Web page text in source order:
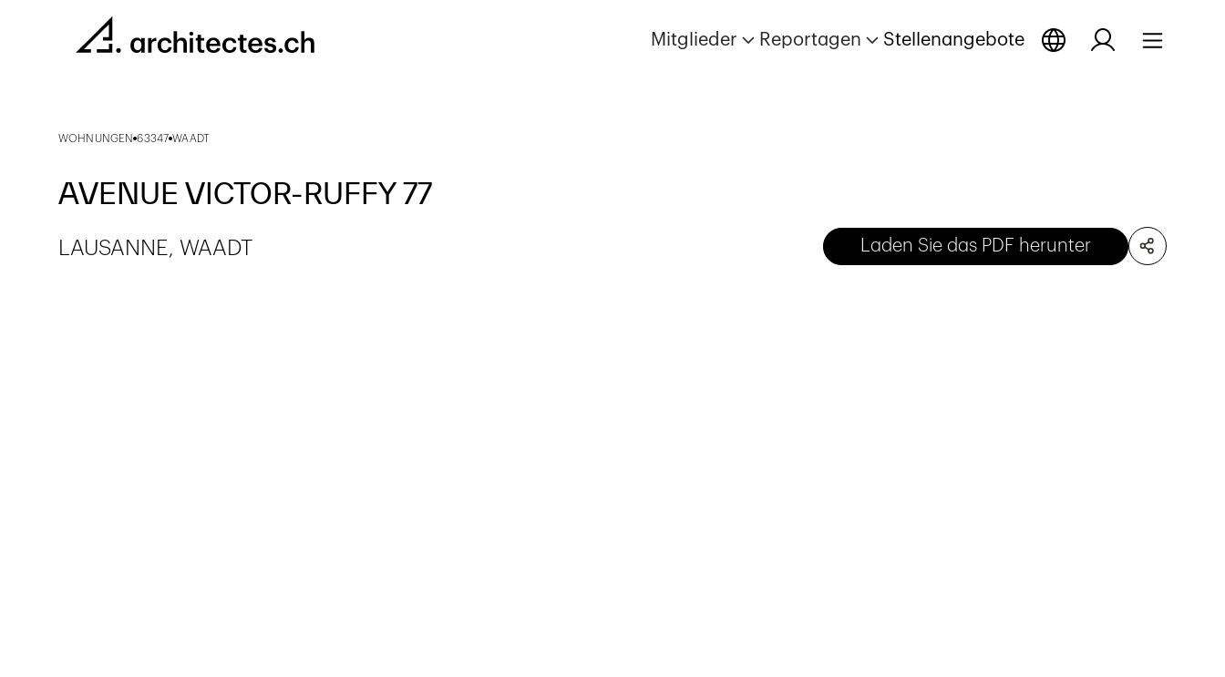
Mitglieder Reportagen Stellenangebote
WOHNUNGEN 63347 WAADT
AVENUE VICTOR-RUFFY 77
LAUSANNE, WAADT Laden Sie das PDF herunter